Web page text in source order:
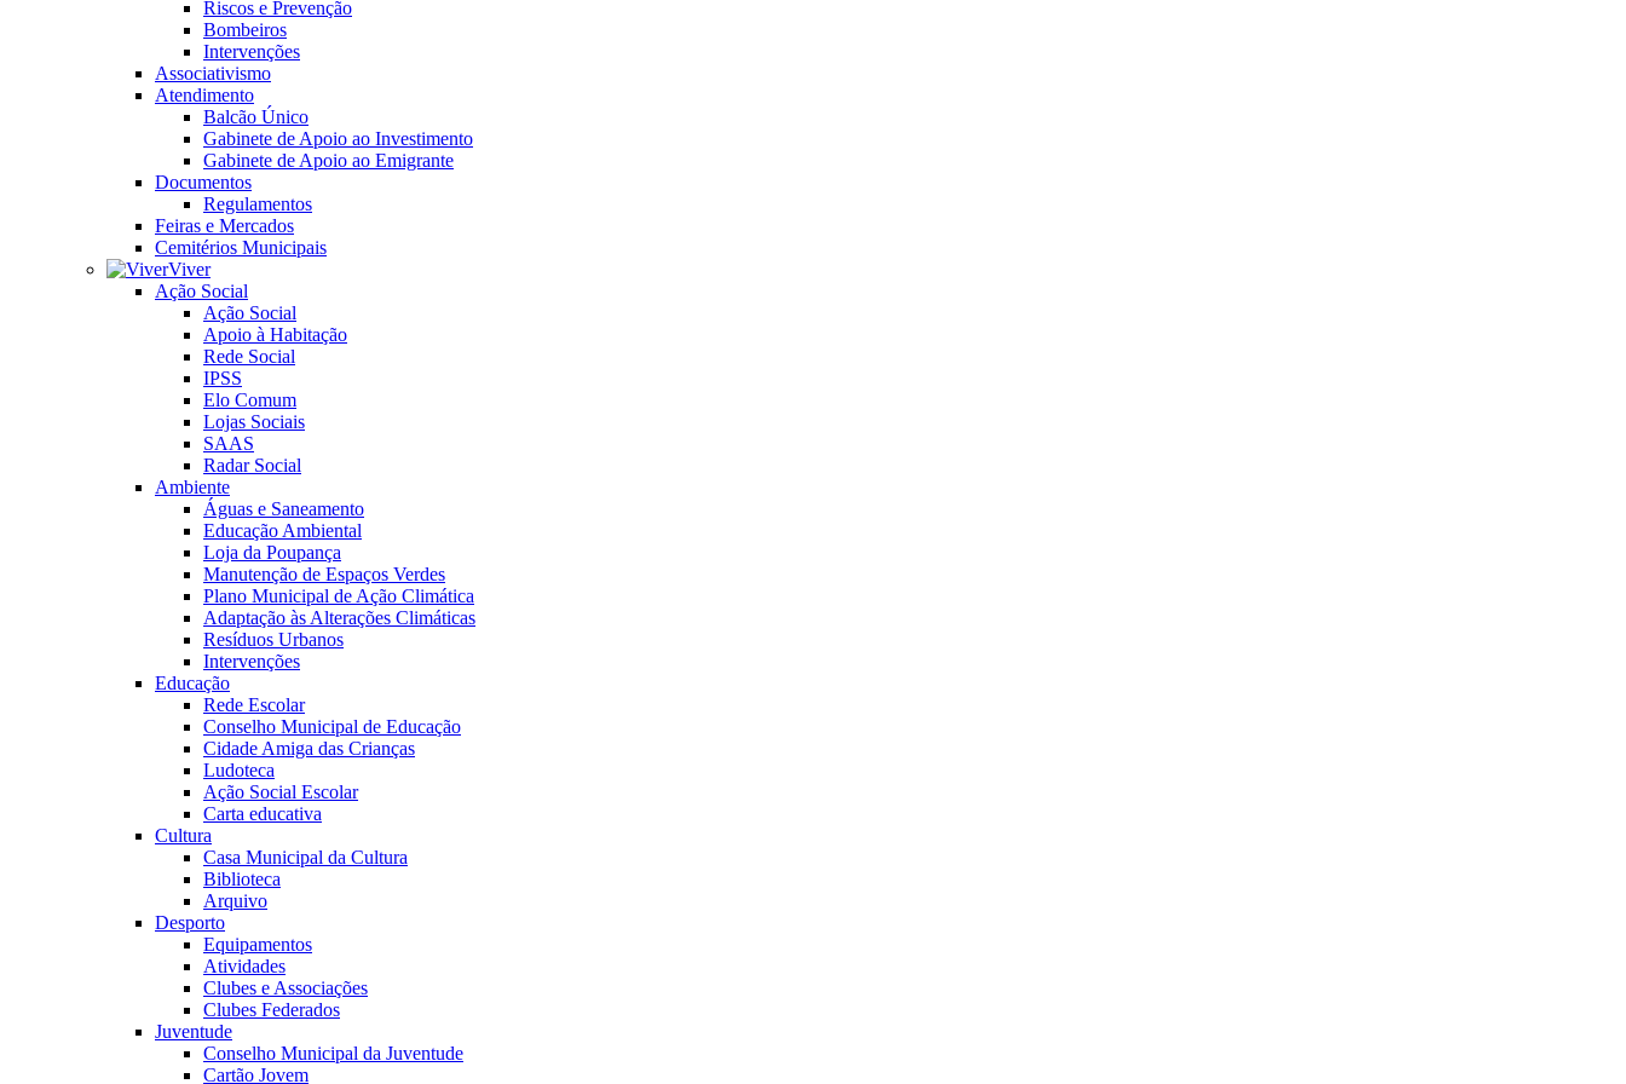
Riscos e Prevenção
Bombeiros
Intervenções
Associativismo
Atendimento
Balcão Único
Gabinete de Apoio ao Investimento
Gabinete de Apoio ao Emigrante
Documentos
Regulamentos
Feiras e Mercados
Cemitérios Municipais
Viver
Ação Social
Ação Social
Apoio à Habitação
Rede Social
IPSS
Elo Comum
Lojas Sociais
SAAS
Radar Social
Ambiente
Águas e Saneamento
Educação Ambiental
Loja da Poupança
Manutenção de Espaços Verdes
Plano Municipal de Ação Climática
Adaptação às Alterações Climáticas
Resíduos Urbanos
Intervenções
Educação
Rede Escolar
Conselho Municipal de Educação
Cidade Amiga das Crianças
Ludoteca
Ação Social Escolar
Carta educativa
Cultura
Casa Municipal da Cultura
Biblioteca
Arquivo
Desporto
Equipamentos
Atividades
Clubes e Associações
Clubes Federados
Juventude
Conselho Municipal da Juventude
Cartão Jovem